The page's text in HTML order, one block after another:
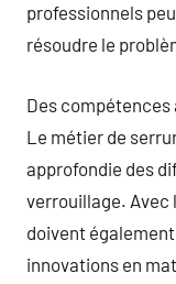
professionnels
résoudre le
Des
Le métier de
approfondie des
verrouillage. Avec
doivent
innovations en